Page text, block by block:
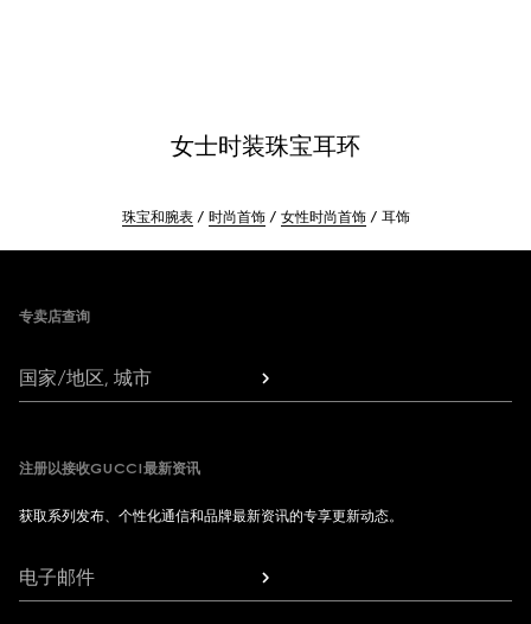
女士时装珠宝耳环
珠宝和腕表 时尚首饰 女性时尚首饰 耳饰
专卖店查询
国家/地区, 城市
注册以接收GUCCI最新资讯
获取系列发布、个性化通信和品牌最新资讯的专享更新动态。
电子邮件